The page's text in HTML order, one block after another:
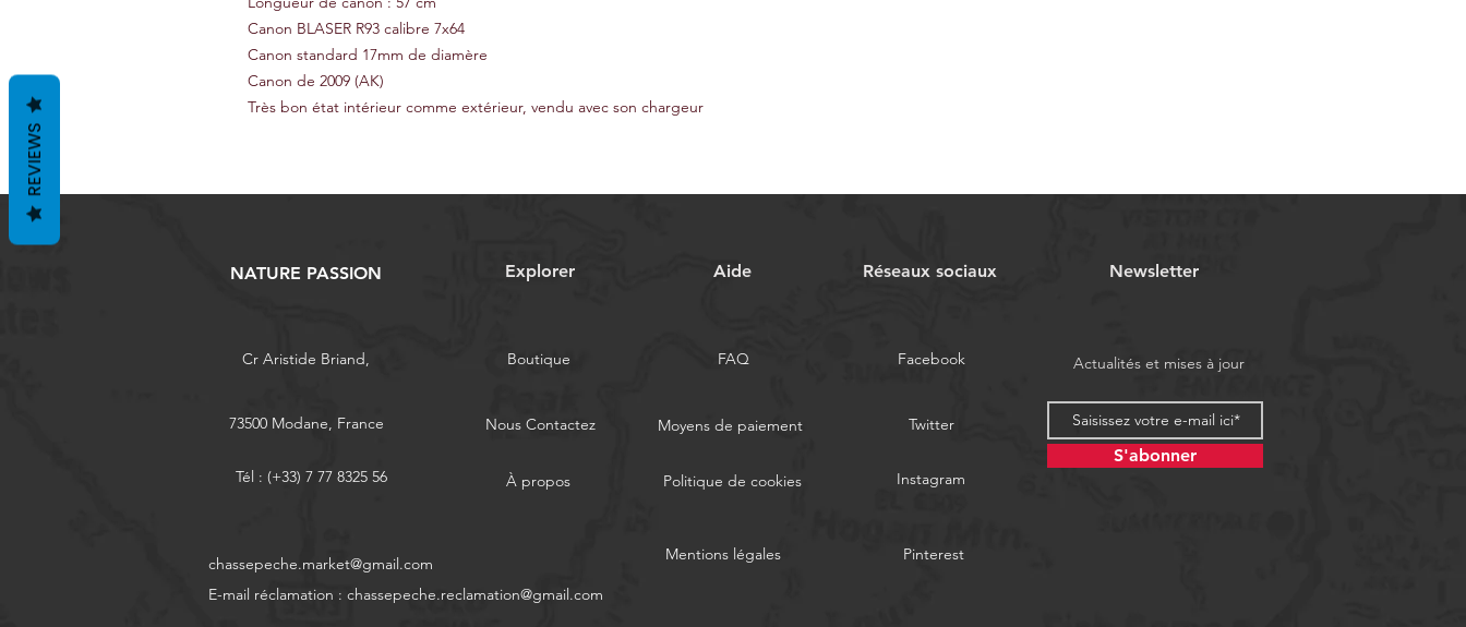
Canon BLASER R93 calibre 7x64
Canon standard 17mm de diamère
Canon de 2009 (AK)
Très bon état intérieur comme extérieur, vendu avec son chargeur
NATURE PASSION Explorer Aide Réseaux sociaux Newsletter
Cr Aristide Briand,
73500 Modane, France
Tél : (+33) 7 77 8325 56
Boutique FAQ
Nous Contactez Moyens de paiement
À propos Politique de cookies
Facebook
Twitter
Instagram
Actualités et mises à jour
S'abonner
chassepeche.market@gmail.com
E-mail réclamation : chassepeche.reclamation@gmail.com
Mentions légales Pinterest
REVIEWS